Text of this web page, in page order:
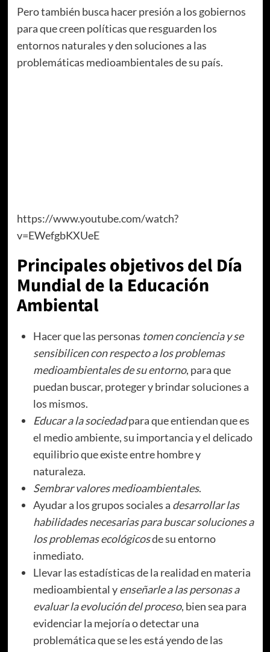
Pero también busca hacer presión a los gobiernos
para que creen políticas que resguarden los
entornos naturales y den soluciones a las
problemáticas medioambientales de su país.
https://www.youtube.com/watch?
v=EWefgbKXUeE
Principales objetivos del Día
Mundial de la Educación
Ambiental
Hacer que las personas tomen conciencia y se
sensibilicen con respecto a los problemas
medioambientales de su entorno, para que
puedan buscar, proteger y brindar soluciones a
los mismos.
Educar a la sociedadpara que entiendan que es
el medio ambiente, su importancia y el delicado
equilibrio que existe entre hombre y
naturaleza.
Sembrar valores medioambientales.
Ayudar a los grupos sociales a desarrollar las
habilidades necesarias para buscar soluciones a
los problemas ecológicosde su entorno
inmediato.
Llevar las estadísticas de la realidad en materia
medioambiental yenseñarle a las personas a
evaluar la evolución del proceso, bien sea para
evidenciar la mejoría o detectar una
problemática que se les está yendo de las